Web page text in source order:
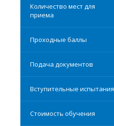
Количество мест для
приема
Проходные баллы
Подача документов
Вступительные испытания
Стоимость обучения